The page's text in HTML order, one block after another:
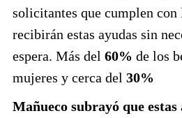
solicitantes que cumplen con
recibirán estas ayudas sin
espera. Más del 60% de los
mujeres y cerca del 30%
Mañueco subrayó que